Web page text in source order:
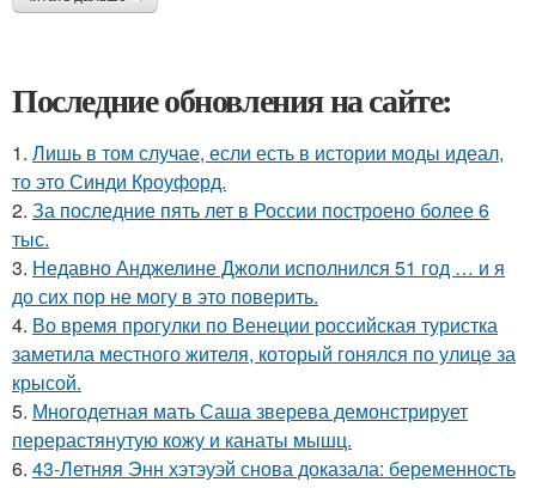
Последние обновления на сайте:
1. Лишь в том случае, если есть в истории моды идеал,
то это Синди Кроуфорд.
2. За последние пять лет в России построено более 6
тыс.
3. Недавно Анджелине Джоли исполнился 51 год … и я
до сих пор не могу в это поверить.
4. Во время прогулки по Венеции российская туристка
заметила местного жителя, который гонялся по улице за
крысой.
5. Многодетная мать Саша зверева демонстрирует
перерастянутую кожу и канаты мышц.
6. 43-Летняя Энн хэтэуэй снова доказала: беременность